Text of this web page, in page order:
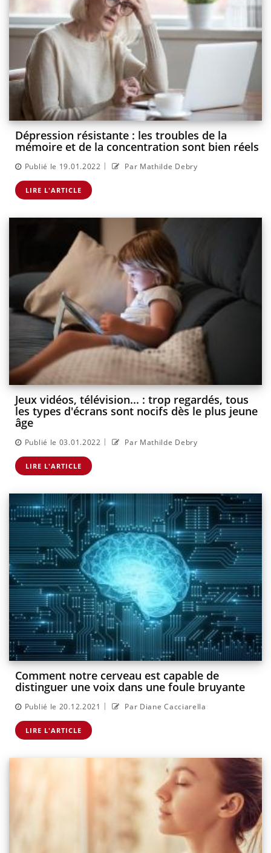
Dépression résistante : les troubles de la
mémoire et de la concentration sont bien réels
Publié le 19.01.2022 | Par Mathilde Debry
LIRE L'ARTICLE
Jeux vidéos, télévision... : trop regardés, tous
les types d'écrans sont nocifs dès le plus jeune
âge
Publié le 03.01.2022 | Par Mathilde Debry
LIRE L'ARTICLE
Comment notre cerveau est capable de
distinguer une voix dans une foule bruyante
Publié le 20.12.2021 | Par Diane Cacciarella
LIRE L'ARTICLE